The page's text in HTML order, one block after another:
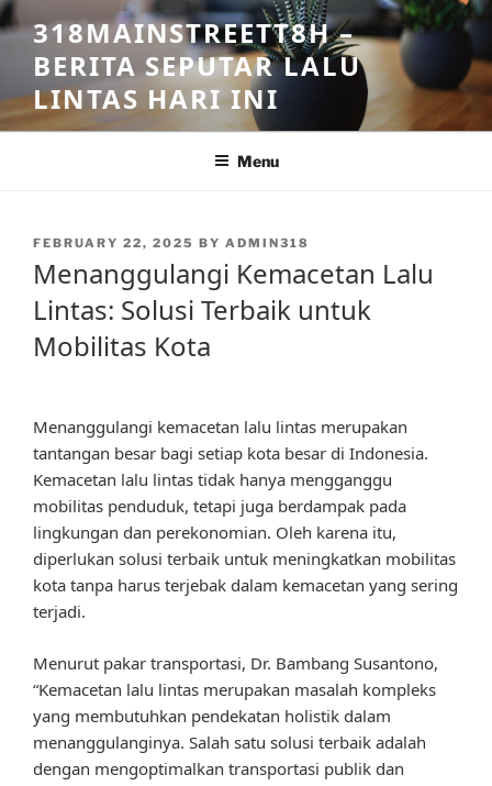
Skip
to
content
318MAINSTREETT8H –
BERITA SEPUTAR LALU
LINTAS HARI INI
Menu
POSTED
FEBRUARY 22, 2025 BY ADMIN318
Menanggulangi Kemacetan Lalu
Lintas: Solusi Terbaik untuk
Mobilitas Kota
Menanggulangi kemacetan lalu lintas merupakan
tantangan besar bagi setiap kota besar di Indonesia.
Kemacetan lalu lintas tidak hanya mengganggu
mobilitas penduduk, tetapi juga berdampak pada
lingkungan dan perekonomian. Oleh karena itu,
diperlukan solusi terbaik untuk meningkatkan mobilitas
kota tanpa harus terjebak dalam kemacetan yang sering
terjadi.
Menurut pakar transportasi, Dr. Bambang Susantono,
“Kemacetan lalu lintas merupakan masalah kompleks
yang membutuhkan pendekatan holistik dalam
menanggulanginya. Salah satu solusi terbaik adalah
dengan mengoptimalkan transportasi publik dan